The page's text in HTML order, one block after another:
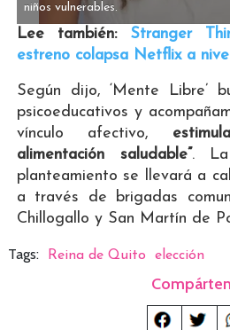
niños vulnerables.
Lee también: Stranger
estreno colapsa Netflix a
Según dijo, ‘Mente Libre’
psicoeducativos y
vínculo afectivo,
alimentación saludable”. La
planteamiento se llevará a
a través de brigadas
Chillogallo y San Martín de
Tags: Reina de Quito elección